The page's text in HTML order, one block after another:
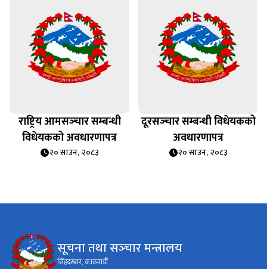
राष्ट्रिय आमसञ्‍चार सम्बन्धी
विधेयकको अवधारणापत्र
२० साउन, २०८३
दूरसञ्‍चार सम्बन्धी विधेयकको
अवधारणापत्र
२० साउन, २०८३
सूचना तथा सञ्‍चार मन्त्रालय
सिंहदरबार, काठमाडौं